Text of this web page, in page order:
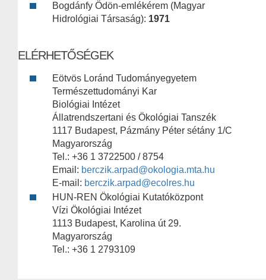
Bogdánfy Ödön-emlékérem (Magyar
Hidrológiai Társaság): 1971
ELÉRHETŐSÉGEK
Eötvös Loránd Tudományegyetem
Természettudományi Kar
Biológiai Intézet
Állatrendszertani és Ökológiai Tanszék
1117 Budapest, Pázmány Péter sétány 1/C
Magyarország
Tel.: +36 1 3722500 / 8754
Email: berczik.arpad@okologia.mta.hu
E-mail: berczik.arpad@ecolres.hu
HUN-REN Ökológiai Kutatóközpont
Vízi Ökológiai Intézet
1113 Budapest, Karolina út 29.
Magyarország
Tel.: +36 1 2793109